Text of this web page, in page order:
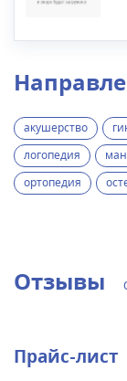
акушерство
логопедия
ортопедия
Отзывы
Прайс-лист